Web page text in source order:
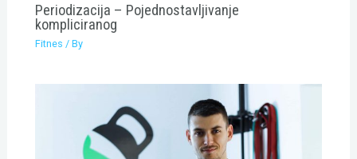
Periodizacija – Pojednostavljivanje
kompliciranog
Fitnes / By